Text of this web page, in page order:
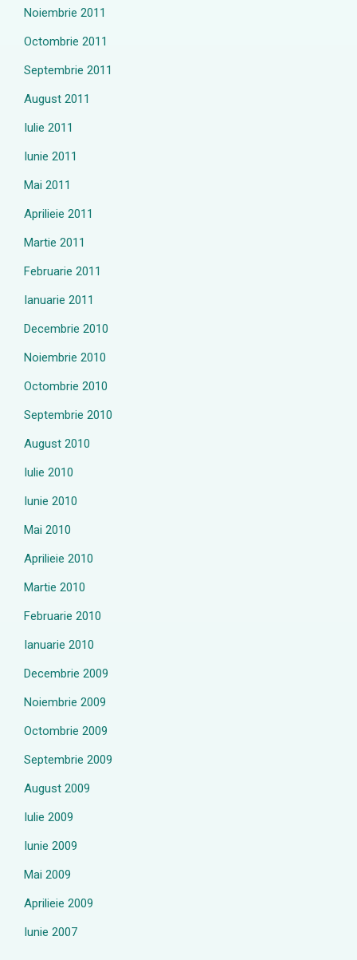
Noiembrie 2011
Octombrie 2011
Septembrie 2011
August 2011
Iulie 2011
Iunie 2011
Mai 2011
Aprilieie 2011
Martie 2011
Februarie 2011
Ianuarie 2011
Decembrie 2010
Noiembrie 2010
Octombrie 2010
Septembrie 2010
August 2010
Iulie 2010
Iunie 2010
Mai 2010
Aprilieie 2010
Martie 2010
Februarie 2010
Ianuarie 2010
Decembrie 2009
Noiembrie 2009
Octombrie 2009
Septembrie 2009
August 2009
Iulie 2009
Iunie 2009
Mai 2009
Aprilieie 2009
Iunie 2007